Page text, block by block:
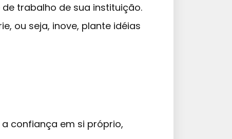
trabalho de sua instituição.
ou seja, inove, plante idéias
confiança em si próprio,